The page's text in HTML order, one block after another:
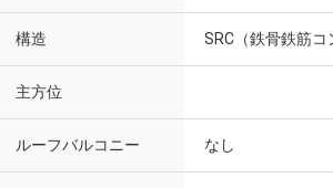
構造 SRC（鉄骨鉄筋コ
主方位
ルーフバルコニー なし